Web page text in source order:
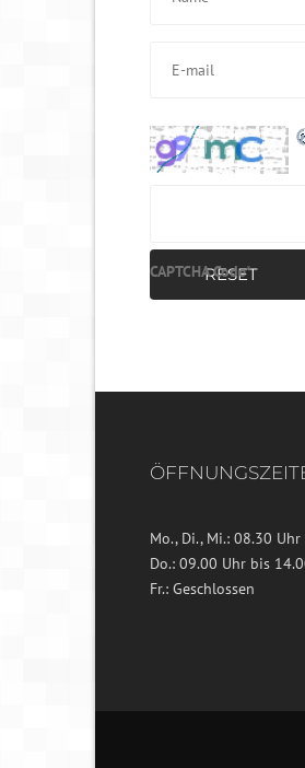
CAPTCHA Code*
RESET
Mo., Di., Mi.: 08.30
Do.: 09.00 Uhr bis
Fr.: Geschlossen